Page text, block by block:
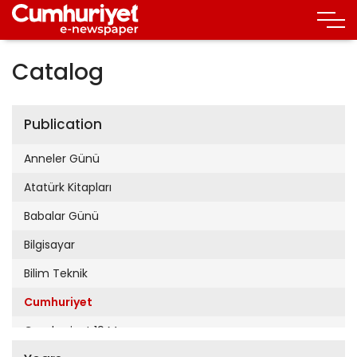
Catalog
Publication
Anneler Günü
Atatürk Kitapları
Babalar Günü
Bilgisayar
Bilim Teknik
Cumhuriyet
Cumhuriyet 19 Mayıs